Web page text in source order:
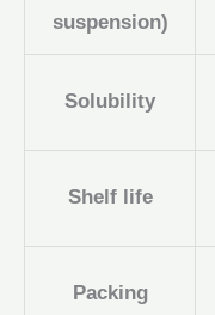
suspension)
Solubility
Shelf life
Packing